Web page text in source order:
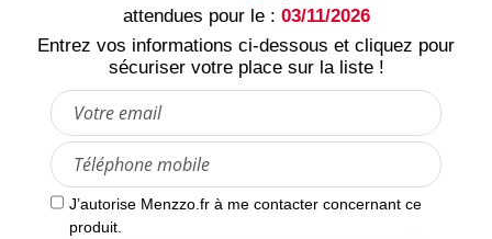
attendues pour le : 03/11/2026
Entrez vos informations ci-dessous et cliquez pour
sécuriser votre place sur la liste !
J’autorise Menzzo.fr à me contacter concernant ce
produit.